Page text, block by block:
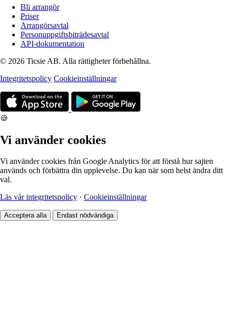
Bli arrangör
Priser
Arrangörsavtal
Personuppgiftsbiträdesavtal
API-dokumentation
© 2026 Ticsie AB. Alla rättigheter förbehållna.
Integritetspolicy Cookieinställningar
🍪
Vi använder cookies
Vi använder cookies från Google Analytics för att förstå hur sajten
används och förbättra din upplevelse. Du kan när som helst ändra ditt
val.
Läs vår integritetspolicy · Cookieinställningar
Acceptera alla Endast nödvändiga